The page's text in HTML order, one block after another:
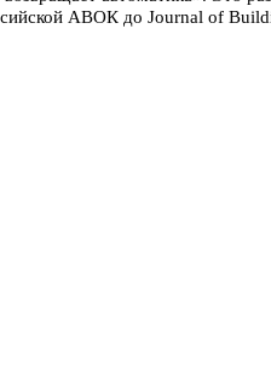
АВОК до Journal of